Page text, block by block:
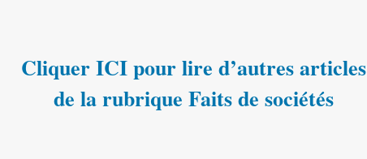
Cliquer ICI pour lire d’autres articles
de la rubrique Faits de sociétés